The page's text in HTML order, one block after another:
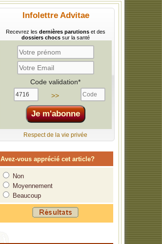
Infolettre Advitae
Recevrez les dernières parutionset des
dossiers chocssur la santé
Code validation*
>>
Respect de la vie privée
Avez-vous apprécié cet article?
Non
Moyennement
Beaucoup